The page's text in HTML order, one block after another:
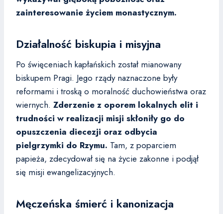
zainteresowanie życiem monastycznym.
Działalność biskupia i misyjna
Po święceniach kapłańskich został mianowany
biskupem Pragi. Jego rządy naznaczone były
reformami i troską o moralność duchowieństwa oraz
wiernych. Zderzenie z oporem lokalnych elit i
trudności w realizacji misji skłoniły go do
opuszczenia diecezji oraz odbycia
pielgrzymki do Rzymu. Tam, z poparciem
papieża, zdecydował się na życie zakonne i podjął
się misji ewangelizacyjnych.
Męczeńska śmierć i kanonizacja